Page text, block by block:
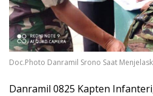
Doc.Photo Danramil Srono Saat
Danramil 0825 Kapten